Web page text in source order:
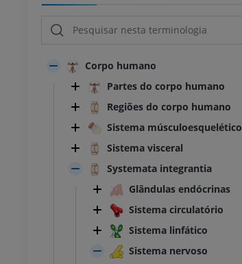
Corpo humano
Partes do corpo humano
Regiões do corpo humano
Sistema músculoesquelético
Sistema visceral
Systemata integrantia
Glândulas endócrinas
Sistema circulatório
Sistema linfático
Sistema nervoso